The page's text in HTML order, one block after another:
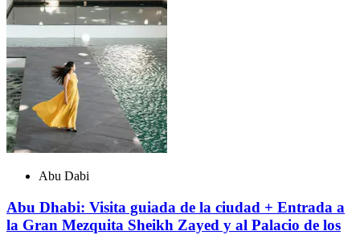
Abu Dabi
Abu Dhabi: Visita guiada de la ciudad + Entrada a
la Gran Mezquita Sheikh Zayed y al Palacio de los